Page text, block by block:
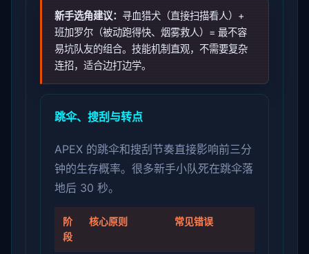
新手选角建议： 寻血猎犬（直接扫描看人）+
班加罗尔（被动跑得快、烟雾救人）= 最不容
易坑队友的组合。技能机制直观，不需要复杂
连招，适合边打边学。
跳伞、搜刮与转点
APEX 的跳伞和搜刮节奏直接影响前三分
钟的生存概率。很多新手小队死在跳伞落
地后 30 秒。
阶
段
核心原则 常见错误